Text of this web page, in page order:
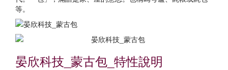
等。
晏欣科技_蒙古包_特性說明